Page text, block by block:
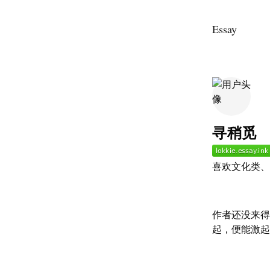
Essay
寻稍觅
喜欢文化类
作者还没来
起，便能激